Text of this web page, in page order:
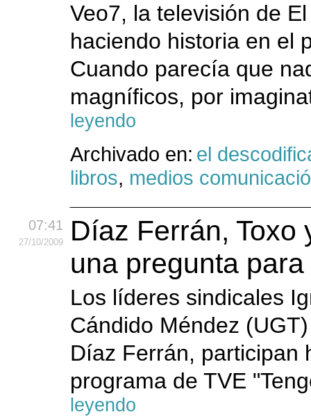
Veo7, la televisión de
haciendo historia en el
Cuando parecía que
magníficos, por
leyendo
Archivado en: el
libros, medios
07:41
27/10/2009
Díaz Ferrán, Toxo
una pregunta
Los líderes sindicales
Cándido Méndez
Díaz Ferrán, participan
programa de TVE
leyendo